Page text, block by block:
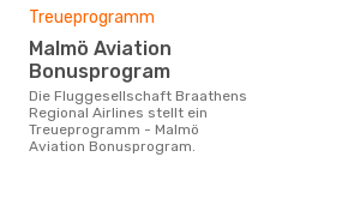
Treueprogramm
Malmö Aviation
Bonusprogram
Die Fluggesellschaft Braathens
Regional Airlines stellt ein
Treueprogramm - Malmö
Aviation Bonusprogram.